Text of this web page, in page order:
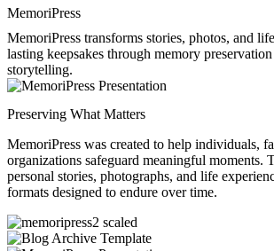
MemoriPress
MemoriPress transforms stories, photos, and
lasting keepsakes through memory
storytelling.
Preserving What Matters
MemoriPress was created to help individuals,
organizations safeguard meaningful moments.
personal stories, photographs, and life
formats designed to endure over time.